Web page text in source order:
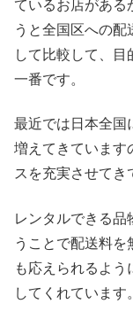
ているお店がある
うと全国区への
して比較して、
一番です。
最近では日本全国
増えてきています
スを充実させてき
レンタルできる品
うことで配送料
も応えられるよ
してくれています。